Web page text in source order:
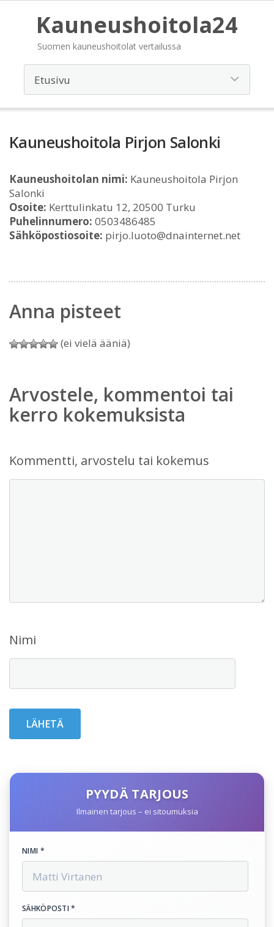
Kauneushoitola24
Suomen kauneushoitolat vertailussa
Kauneushoitola Pirjon Salonki
Kauneushoitolan nimi: Kauneushoitola Pirjon
Salonki
Osoite: Kerttulinkatu 12, 20500 Turku
Puhelinnumero: 0503486485
Sähköpostiosoite: pirjo.luoto@dnainternet.net
Anna pisteet
(ei vielä ääniä)
Arvostele, kommentoi tai
kerro kokemuksista
Kommentti, arvostelu tai kokemus
Nimi
PYYDÄ TARJOUS
Ilmainen tarjous – ei sitoumuksia
NIMI *
SÄHKÖPOSTI *